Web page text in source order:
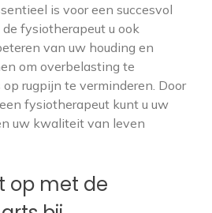
is voor een succesvol
fysiotherapeut u ook
van uw houding en
om overbelasting te
rugpijn te verminderen. Door
fysiotherapeut kunt u uw
uw kwaliteit van leven
op met de